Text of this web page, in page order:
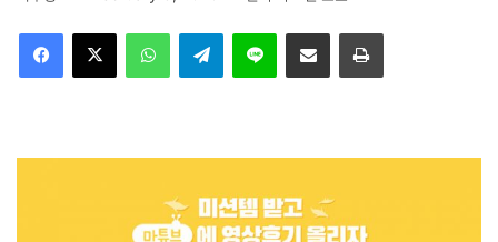
Telegram 이메일